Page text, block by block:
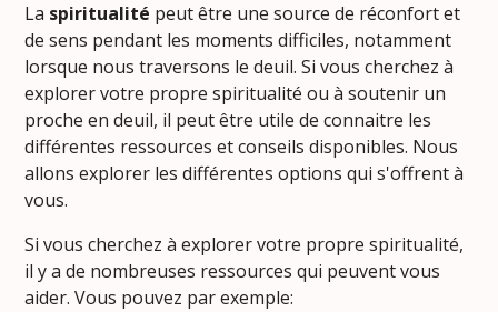
La spiritualité peut être une source de réconfort et
de sens pendant les moments difficiles, notamment
lorsque nous traversons le deuil. Si vous cherchez à
explorer votre propre spiritualité ou à soutenir un
proche en deuil, il peut être utile de connaitre les
différentes ressources et conseils disponibles. Nous
allons explorer les différentes options qui s'offrent à
vous.
Si vous cherchez à explorer votre propre spiritualité,
il y a de nombreuses ressources qui peuvent vous
aider. Vous pouvez par exemple: